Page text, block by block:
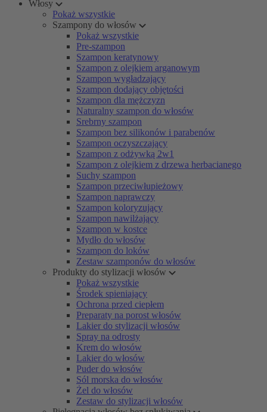
Włosy
Pokaż wszystkie
Szampony do włosów
Pokaż wszystkie
Pre-szampon
Szampon keratynowy
Szampon z olejkiem arganowym
Szampon wygładzający
Szampon dodający objętości
Szampon dla mężczyzn
Naturalny szampon do włosów
Srebrny szampon
Szampon bez silikonów i parabenów
Szampon oczyszczający
Szampon z odżywką 2w1
Szampon z olejkiem z drzewa herbacianego
Suchy szampon
Szampon przeciwłupieżowy
Szampon naprawczy
Szampon koloryzujący
Szampon nawilżający
Szampon w kostce
Mydło do włosów
Szampon do loków
Zestaw szamponów do włosów
Produkty do stylizacji włosów
Pokaż wszystkie
Środek spieniający
Ochrona przed ciepłem
Preparaty na porost włosów
Lakier do stylizacji włosów
Spray na odrosty
Krem do włosów
Lakier do włosów
Puder do włosów
Sól morska do włosów
Żel do włosów
Zestaw do stylizacji włosów